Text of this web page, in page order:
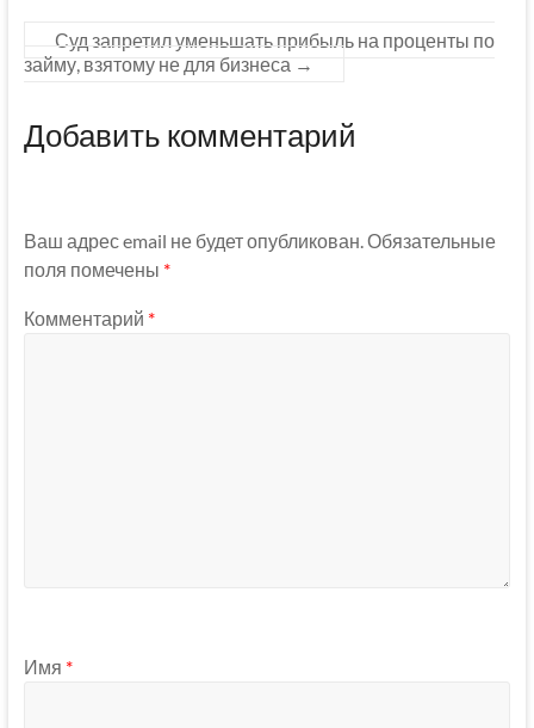
Суд запретил уменьшать прибыль на проценты по
займу, взятому не для бизнеса →
Добавить комментарий
Ваш адрес email не будет опубликован. Обязательные
поля помечены *
Комментарий *
Имя *